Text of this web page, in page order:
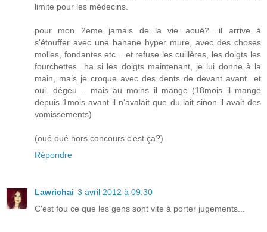
limite pour les médecins.
pour mon 2eme jamais de la vie...aoué?....il arrive à
s'étouffer avec une banane hyper mure, avec des choses
molles, fondantes etc... et refuse les cuillères, les doigts les
fourchettes...ha si les doigts maintenant, je lui donne à la
main, mais je croque avec des dents de devant avant...et
oui...dégeu .. mais au moins il mange (18mois il mange
depuis 1mois avant il n'avalait que du lait sinon il avait des
vomissements)
(oué oué hors concours c'est ça?)
Répondre
Lawrichai 3 avril 2012 à 09:30
C'est fou ce que les gens sont vite à porter jugements...